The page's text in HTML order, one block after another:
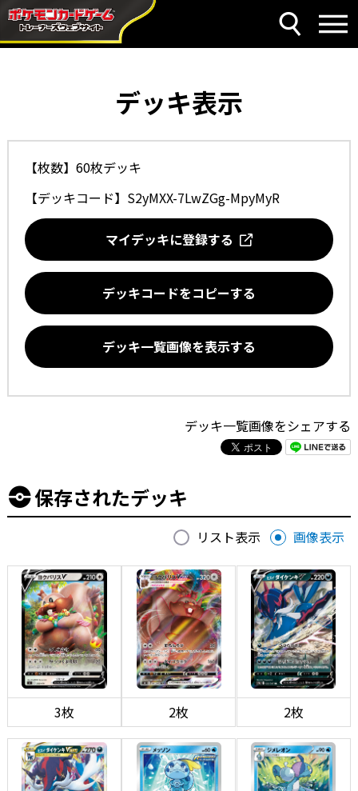
デッキ表示
【枚数】60枚デッキ
【デッキコード】 S2yMXX-7LwZGg-MpyMyR
マイデッキに登録する
デッキコードをコピーする
デッキ一覧画像を表示する
デッキ一覧画像をシェアする
保存されたデッキ
リスト表示 画像表示
3枚 2枚 2枚